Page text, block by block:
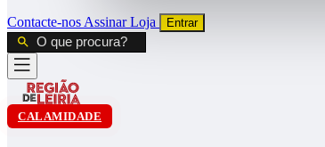
Contacte-nos AssinarLoja Entrar
CALAMIDADE